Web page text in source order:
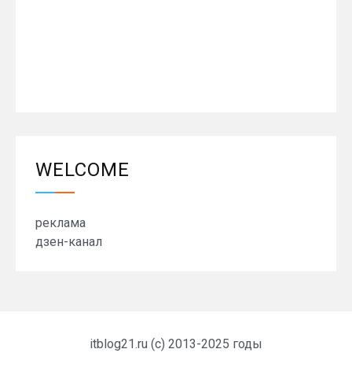
WELCOME
реклама
дзен-канал
itblog21.ru (c) 2013-2025 годы